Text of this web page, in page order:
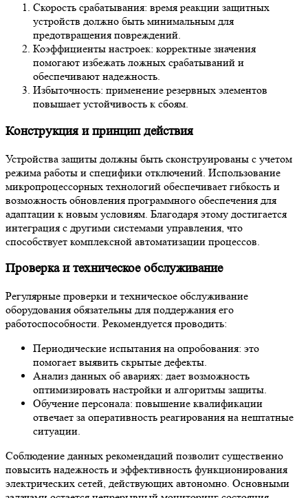
Скорость срабатывания: время реакции защитных
устройств должно быть минимальным для
предотвращения повреждений.
Коэффициенты настроек: корректные значения
помогают избежать ложных срабатываний и
обеспечивают надежность.
Избыточность: применение резервных элементов
повышает устойчивость к сбоям.
Конструкция и принцип действия
Устройства защиты должны быть сконструированы с учетом
режима работы и специфики отключений. Использование
микропроцессорных технологий обеспечивает гибкость и
возможность обновления программного обеспечения для
адаптации к новым условиям. Благодаря этому достигается
интеграция с другими системами управления, что
способствует комплексной автоматизации процессов.
Проверка и техническое обслуживание
Регулярные проверки и техническое обслуживание
оборудования обязательны для поддержания его
работоспособности. Рекомендуется проводить:
Периодические испытания на опробования: это
помогает выявить скрытые дефекты.
Анализ данных об авариях: дает возможность
оптимизировать настройки и алгоритмы защиты.
Обучение персонала: повышение квалификации
отвечает за оперативность реагирования на нештатные
ситуации.
Соблюдение данных рекомендаций позволит существенно
повысить надежность и эффективность функционирования
электрических сетей, действующих автономно. Основными